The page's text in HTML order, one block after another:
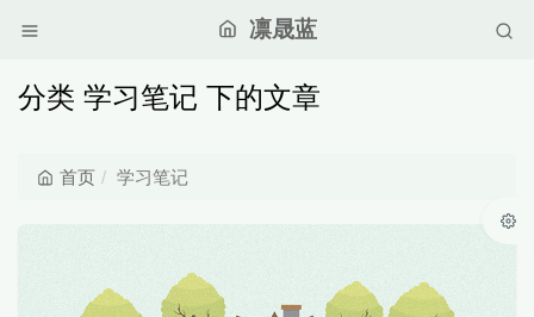
凛晟蓝
分类 学习笔记 下的文章
首页 学习笔记